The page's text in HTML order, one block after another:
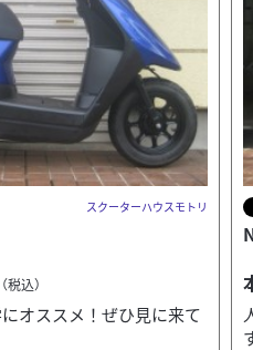
スクーターハウスモトリ
（税込）
！通勤通学にオススメで